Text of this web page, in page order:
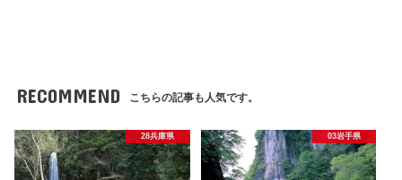
RECOMMEND こちらの記事も人気です。
28兵庫県 03岩手県